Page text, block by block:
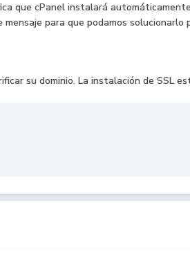
que cPanel instalará
para que podamos solucionarlo
su dominio. La instalación de SSL